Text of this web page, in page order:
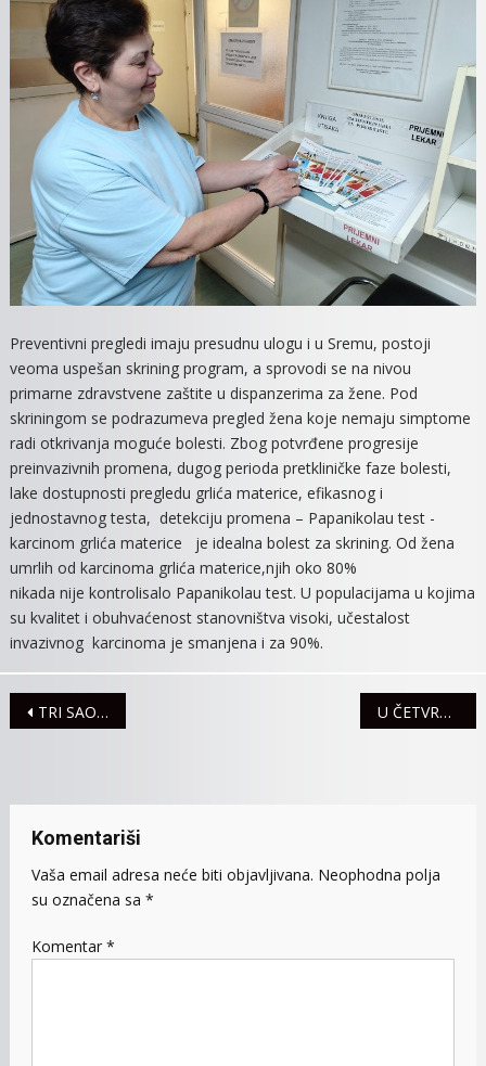
Preventivni pregledi imaju presudnu ulogu i u Sremu, postoji
veoma uspešan skrining program, a sprovodi se na nivou
primarne zdravstvene zaštite u dispanzerima za žene. Pod
skriningom se podrazumeva pregled žena koje nemaju simptome
radi otkrivanja moguće bolesti. Zbog potvrđene progresije
preinvazivnih promena, dugog perioda pretkliničke faze bolesti,
lake dostupnosti pregledu grlića materice, efikasnog i
jednostavnog testa, detekciju promena – Papanikolau test -
karcinom grlića materice je idealna bolest za skrining. Od žena
umrlih od karcinoma grlića materice,njih oko 80%
nikada nije kontrolisalo Papanikolau test. U populacijama u kojima
su kvalitet i obuhvaćenost stanovništva visoki, učestalost
invazivnog karcinoma je smanjena i za 90%.
Navigacija
TRI SAOBRAĆAJNE NEZGODE U SREMU U ČETVRTAK AKCIJA DOBROVOLJNOG DAVANJA KRVI
Komentariši
Vaša email adresa neće biti objavljivana. Neophodna polja
su označena sa *
Komentar *